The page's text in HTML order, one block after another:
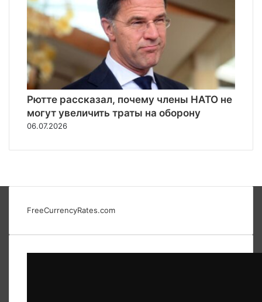
Рютте рассказал, почему члены НАТО не
могут увеличить траты на оборону
06.07.2026
FreeCurrencyRates.com